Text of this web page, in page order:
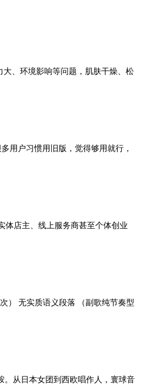
、环境影响等问题，肌肤干燥、松
用户习惯用旧版，觉得够用就行，
体店主、线上服务商甚至个体创业
） 无实质语义段落 （副歌纯节奏型
。从日本女团到西欧唱作人，寰球音